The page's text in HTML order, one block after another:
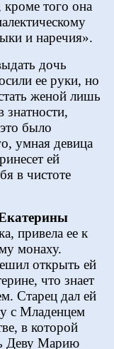
кроме того она
и наречия».
дочь
ее руки, но
женой лишь
знатности,
было
умная девица
ей
в чистоте
привела ее к
монаху.
открыть ей
что знает
Старец дал ей
с Младенцем
в которой
Деву Марию